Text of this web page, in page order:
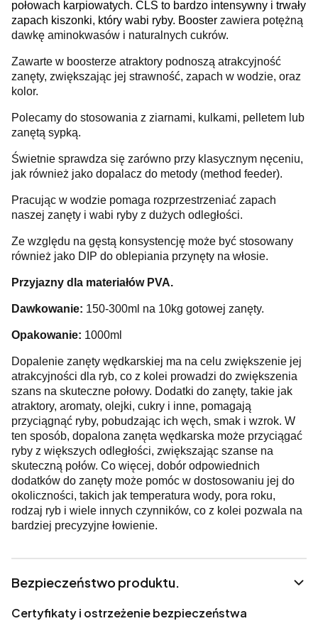
połowach karpiowatych. CLS to bardzo intensywny i trwały
zapach kiszonki, który wabi ryby. Booster zawiera potężną
dawkę aminokwasów i naturalnych cukrów.
Zawarte w boosterze atraktory podnoszą atrakcyjność
zanęty, zwiększając jej strawność, zapach w wodzie, oraz
kolor.
Polecamy do stosowania z ziarnami, kulkami, pelletem lub
zanętą sypką.
Świetnie sprawdza się zarówno przy klasycznym nęceniu,
jak również jako dopalacz do metody (method feeder).
Pracując w wodzie pomaga rozprzestrzeniać zapach
naszej zanęty i wabi ryby z dużych odległości.
Ze względu na gęstą konsystencję może być stosowany
również jako DIP do oblepiania przynęty na włosie.
Przyjazny dla materiałów PVA.
Dawkowanie: 150-300ml na 10kg gotowej zanęty.
Opakowanie: 1000ml
Dopalenie zanęty wędkarskiej ma na celu zwiększenie jej
atrakcyjności dla ryb, co z kolei prowadzi do zwiększenia
szans na skuteczne połowy. Dodatki do zanęty, takie jak
atraktory, aromaty, olejki, cukry i inne, pomagają
przyciągnąć ryby, pobudzając ich węch, smak i wzrok. W
ten sposób, dopalona zanęta wędkarska może przyciągać
ryby z większych odległości, zwiększając szanse na
skuteczną połów. Co więcej, dobór odpowiednich
dodatków do zanęty może pomóc w dostosowaniu jej do
okoliczności, takich jak temperatura wody, pora roku,
rodzaj ryb i wiele innych czynników, co z kolei pozwala na
bardziej precyzyjne łowienie.
Bezpieczeństwo produktu.
Certyfikaty i ostrzeżenie bezpieczeństwa